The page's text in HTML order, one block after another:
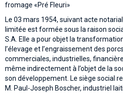
fromage «Pré Fleuri»
Le 03 mars 1954, suivant acte
limitée est formée sous la raison
S.A. Elle a pour objet la
l’élevage et l’engraissement des
commerciales, industrielles,
même indirectement à l’objet de la
son développement. Le siège social
M. Paul-Joseph Boscher, industriel